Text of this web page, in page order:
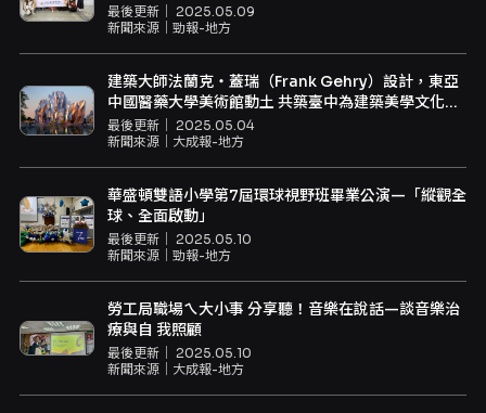
最後更新｜ 2025.05.09
新聞來源｜ 勁報-地方
建築大師法蘭克・蓋瑞（Frank Gehry）設計，東亞
中國醫藥大學美術館動土 共築臺中為建築美學文化核
心
最後更新｜ 2025.05.04
新聞來源｜ 大成報-地方
華盛頓雙語小學第7屆環球視野班畢業公演—「縱觀全
球、全面啟動」
最後更新｜ 2025.05.10
新聞來源｜ 勁報-地方
勞工局職場ㄟ大小事 分享聽！音樂在說話—談音樂治
療與自 我照顧
最後更新｜ 2025.05.10
新聞來源｜ 大成報-地方